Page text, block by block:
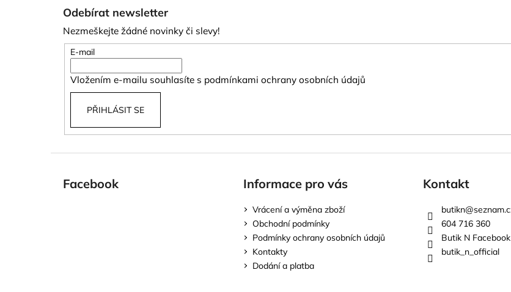
Odebírat newsletter
Nezmeškejte žádné novinky či slevy!
E-mail
Vložením e-mailu souhlasíte s podmínkami ochrany osobních údajů
PŘIHLÁSIT SE
Facebook Informace pro vás
Vrácení a výměna zboží
Obchodní podmínky
Podmínky ochrany osobních údajů
Kontakty
Dodání a platba
Kontakt
butikn@
604 716 360
Butik N Facebook
butik_n_official